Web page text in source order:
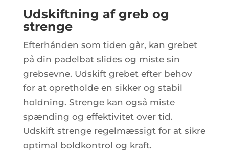
Udskiftning af greb og
strenge
Efterhånden som tiden går, kan grebet
på din padelbat slides og miste sin
grebsevne. Udskift grebet efter behov
for at opretholde en sikker og stabil
holdning. Strenge kan også miste
spænding og effektivitet over tid.
Udskift strenge regelmæssigt for at sikre
optimal boldkontrol og kraft.